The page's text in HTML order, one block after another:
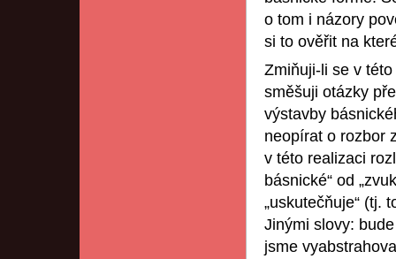
o tom i názory
si to ověřit na
Zmiňuji-li se v
směšuji otázky
výstavby
neopírat o rozbor
v této realizaci
básnické“ od
„uskutečňuje“ (tj.
Jinými slovy:
jsme